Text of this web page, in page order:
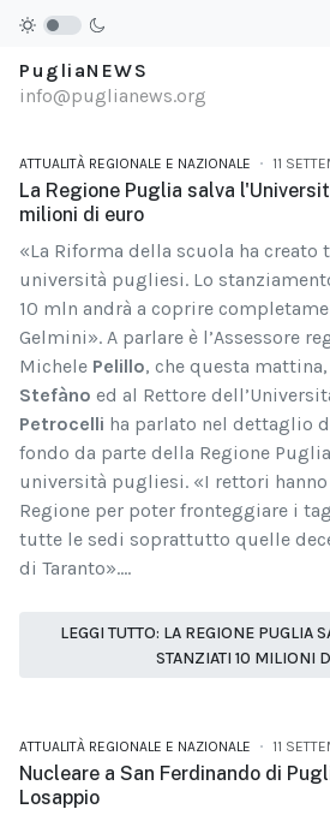
PugliaNEWS
info@puglianews.org
ATTUALITÀ REGIONALE E NAZIONALE 11
La Regione Puglia salva
milioni di euro
«La Riforma della scuola ha
università pugliesi. Lo
10 mln andrà a coprire
Gelmini». A parlare è l’Assessore
Michele Pelillo, che questa
Stefàno ed al Rettore
Petrocelli ha parlato nel dettaglio
fondo da parte della Regione
università pugliesi. «I rettori
Regione per poter fronteggiare i
tutte le sedi soprattutto quelle
di Taranto»....
LEGGI TUTTO: LA REGIONE PUGLIA
STANZIATI 10 MILIONI
ATTUALITÀ REGIONALE E NAZIONALE 11
Nucleare a San Ferdinando di
Losappio